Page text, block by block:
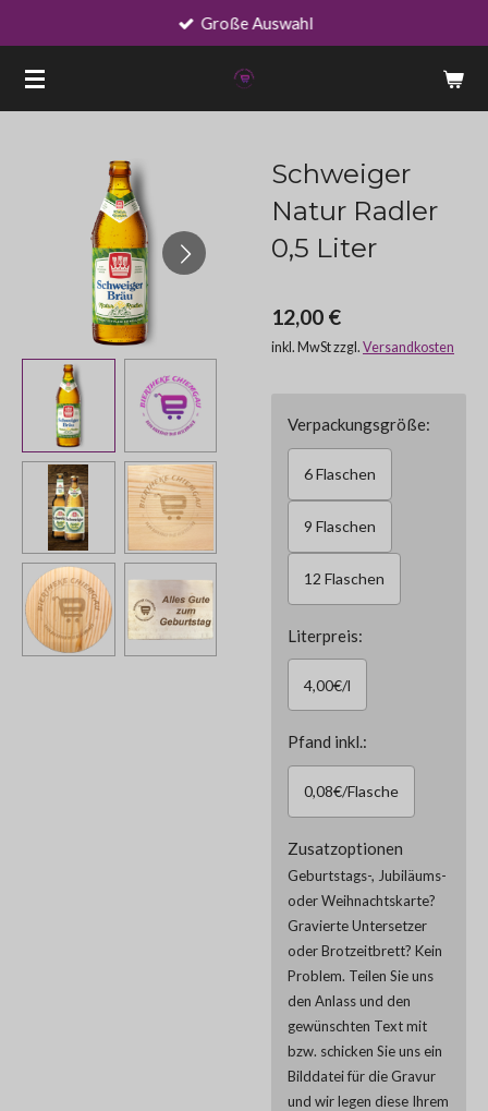
springen
Große Auswahl
Schweiger
Natur Radler
0,5 Liter
12,00 €
inkl. MwSt zzgl. Versandkosten
Verpackungsgröße:
6 Flaschen
9 Flaschen
12 Flaschen
Literpreis:
4,00€/l
Pfand inkl.:
0,08€/Flasche
Zusatzoptionen
Geburtstags-, Jubiläums-
oder Weihnachtskarte?
Gravierte Untersetzer
oder Brotzeitbrett? Kein
Problem. Teilen Sie uns
den Anlass und den
gewünschten Text mit
bzw. schicken Sie uns ein
Bilddatei für die Gravur
und wir legen diese Ihrem